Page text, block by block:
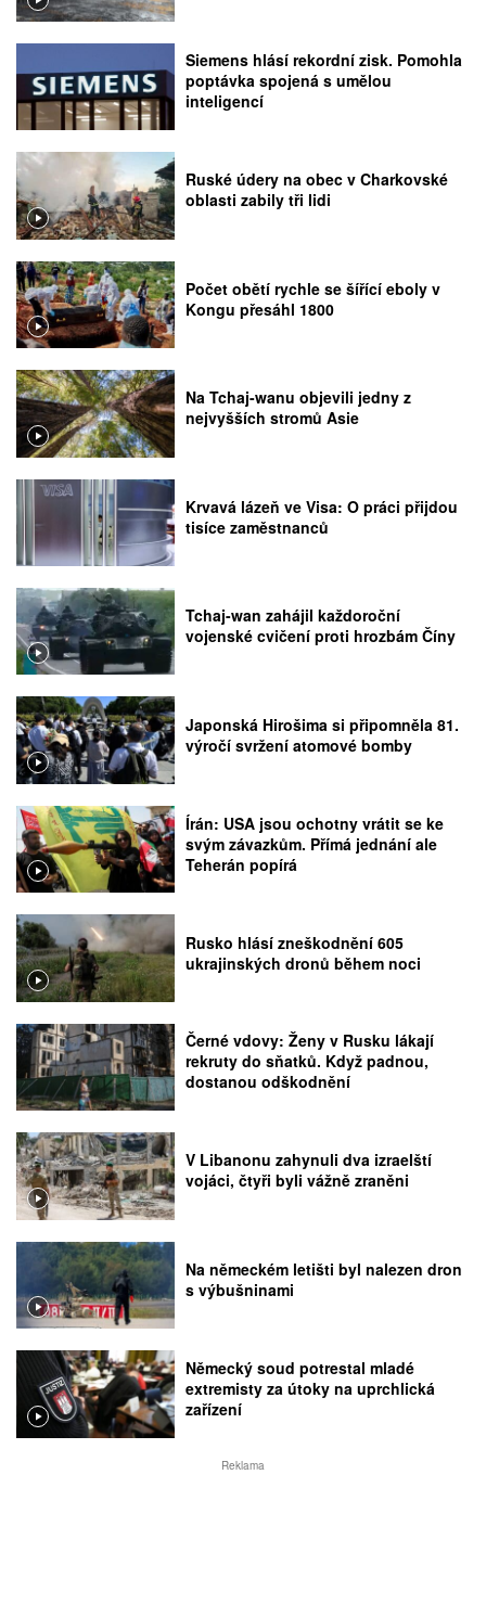
Siemens hlásí rekordní zisk. Pomohla
poptávka spojená s umělou
inteligencí
Ruské údery na obec v Charkovské
oblasti zabily tři lidi
Počet obětí rychle se šířící eboly v
Kongu přesáhl 1800
Na Tchaj-wanu objevili jedny z
nejvyšších stromů Asie
Krvavá lázeň ve Visa: O práci přijdou
tisíce zaměstnanců
Tchaj-wan zahájil každoroční
vojenské cvičení proti hrozbám Číny
Japonská Hirošima si připomněla 81.
výročí svržení atomové bomby
Írán: USA jsou ochotny vrátit se ke
svým závazkům. Přímá jednání ale
Teherán popírá
Rusko hlásí zneškodnění 605
ukrajinských dronů během noci
Černé vdovy: Ženy v Rusku lákají
rekruty do sňatků. Když padnou,
dostanou odškodnění
V Libanonu zahynuli dva izraelští
vojáci, čtyři byli vážně zraněni
Na německém letišti byl nalezen dron
s výbušninami
Německý soud potrestal mladé
extremisty za útoky na uprchlická
zařízení
Reklama